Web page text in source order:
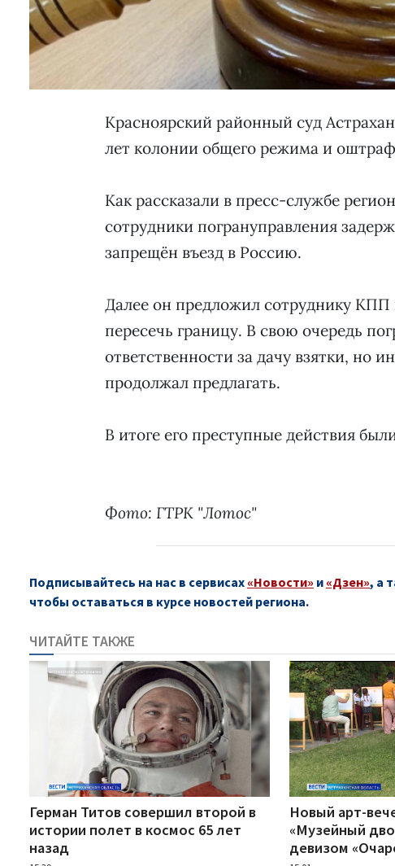
Красноярский районный суд
лет колонии общего режима и
Как рассказали в пресс-службе
сотрудники погрануправления
запрещён въезд в Россию.
Далее он предложил сотруднику КПП
пересечь границу. В свою очередь
ответственности за дачу взятки, но
продолжал предлагать.
В итоге его преступные действия
Фото: ГТРК "Лотос"
Подписывайтесь на нас в сервисах «Новости» и «Дзен», а
чтобы оставаться в курсе новостей региона.
ЧИТАЙТЕ ТАКЖЕ
Герман Титов совершил второй в
истории полет в космос 65 лет
назад
Новый арт-
«Музейный
девизом